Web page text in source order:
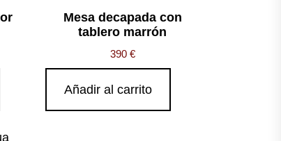
Mesa decapada con
tablero marrón
390 €
Añadir al carrito